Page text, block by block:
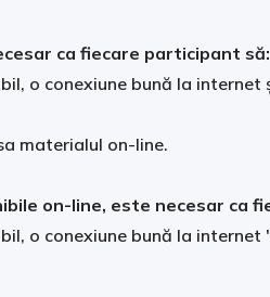
ca fiecare participant să:
o conexiune bună la internet
materialul on-line.
on-line, este necesar ca
o conexiune bună la internet